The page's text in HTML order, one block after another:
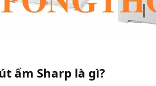
ẩm Sharp là gì?​